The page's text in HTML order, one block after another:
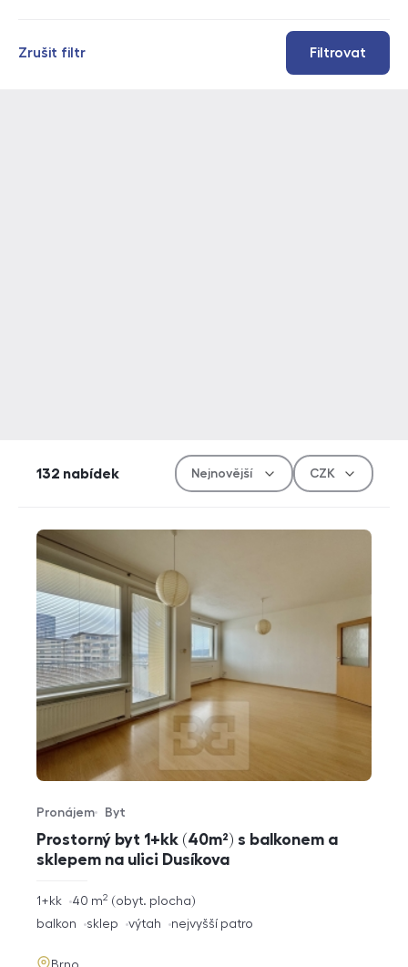
Filtrovat
Zrušit filtr
132 nabídek
Měna
Prostorný byt 1+kk (40m²) s balkonem a
sklepem na ulici Dusíkova
Typ nabídky
Pronájem
Typ nemovitosti
Byt
rozměry
1+kk obyt. plocha
40 m2
funkce
balkon sklep výtah nejvyšší patro
adresa